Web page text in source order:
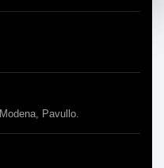
Pavullo.